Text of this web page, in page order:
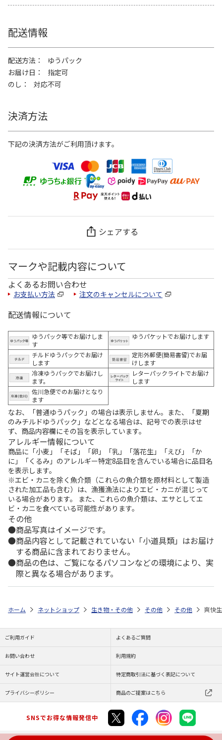
配送情報
配送方法
ゆうパック
お届け日
指定可
のし
対応不可
決済方法
下記の決済方法がご利用頂けます。
シェアする
マークや記載内容について
よくあるお問い合わせ
お支払い方法 注文のキャンセルについて
配送情報について
ゆうパック等でお届けしま
す
ゆうパケットでお届けします
チルドゆうパックでお届け
します
定形外郵便(簡易書留)でお届
けします
冷凍ゆうパックでお届けし
ます。
レターパックライトでお届け
します
佐川急便でのお届けとなり
ます
なお、「普通ゆうパック」の場合は表示しません。また、「夏期
のみチルドゆうパック」などとなる場合は、記号での表示はせ
ず、商品内容欄にその旨を表示しています。
アレルギー情報について
商品に「小麦」「そば」「卵」「乳」「落花生」「えび」「か
に」「くるみ」のアレルギー特定8品目を含んでいる場合に品目名
を表示します。
※エビ・カニを除く魚介類（これらの魚介類を原材料として製造
された加工品も含む）は、漁獲漁法によりエビ・カニが混じって
いる場合があります。 また、これらの魚介類は、エサとしてエ
ビ・カニを食べている可能性があります。
その他
商品写真はイメージです。
商品内容として記載されていない「小道具類」はお届け
する商品に含まれておりません。
商品の色は、ご覧になるパソコンなどの環境により、実
際と異なる場合があります。
ホーム ネットショップ 生き物・その他 その他 その他 爽快
ご利用ガイド よくあるご質問
お問い合わせ 利用規約
サイト運営会社について 特定商取引法に基づく表記について
プライバシーポリシー 商品のご提案はこちら
SNSでお得な情報発信中